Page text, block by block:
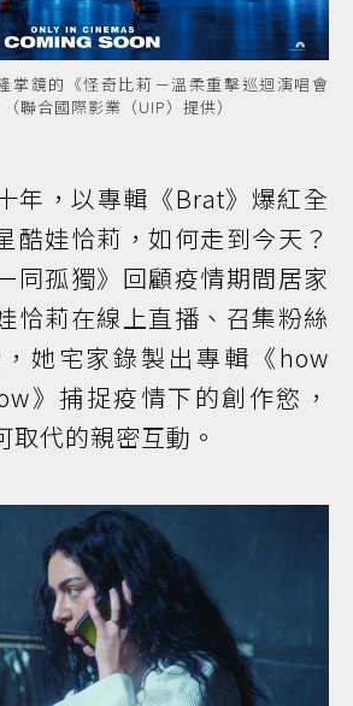
掌鏡的《怪奇比莉－溫柔重擊巡迴演唱會
聯合國際影業（UIP）提供）
年，以專輯《Brat》爆紅全
酷娃恰莉，如何走到今天？
同孤獨》回顧疫情期間居家
恰莉在線上直播、召集粉絲
她宅家錄製出專輯《how
》捕捉疫情下的創作慾，
取代的親密互動。